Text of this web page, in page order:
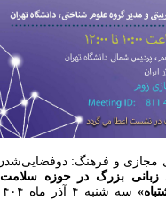
و فرهنگ: دوفضایی‌شدن
بزرگ در حوزه سلامت:
سه شنبه ۴ آذر ماه ۱۴۰۴